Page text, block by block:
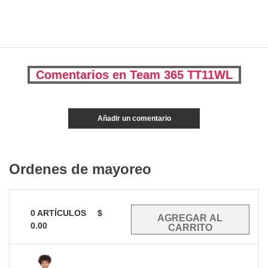
Comentarios en Team 365 TT11WL
Añadir un comentario
Ordenes de mayoreo
0ARTÍCULOS
$
0.00